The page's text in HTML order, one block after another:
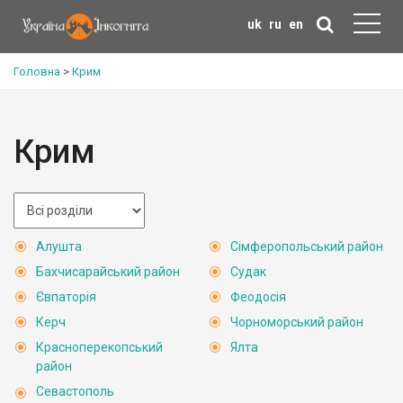
uk ru en
Головна > Крим
Крим
Алушта
Бахчисарайський район
Євпаторія
Керч
Красноперекопський
район
Севастополь
Сімферопольський район
Судак
Феодосія
Чорноморський район
Ялта